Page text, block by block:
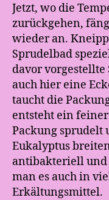
Jetzt, wo die
zurückgehen,
wieder an.
Sprudelbad
davor
auch hier eine
taucht die
entsteht ein
Packung sprudelt
Eukalyptus
antibakteriell und
man es auch in
Erkältungsmittel.